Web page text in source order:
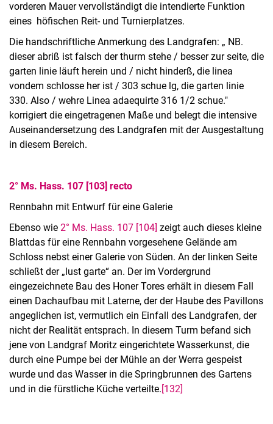
vorderen Mauer vervollständigt die intendierte Funktion
eines höfischen Reit- und Turnierplatzes.
Die handschriftliche Anmerkung des Landgrafen: „ NB.
dieser abriß ist falsch der thurm stehe / besser zur seite, die
garten linie läuft herein und / nicht hinderß, die linea
vondem schlosse her ist / 303 schue lg, die garten linie
330. Also / wehre Linea adaequirte 316 1/2 schue."
korrigiert die eingetragenen Maße und belegt die intensive
Auseinandersetzung des Landgrafen mit der Ausgestaltung
in diesem Bereich.
2° Ms. Hass. 107 [103] recto
Rennbahn mit Entwurf für eine Galerie
Ebenso wie 2° Ms. Hass. 107 [104] zeigt auch dieses kleine
Blattdas für eine Rennbahn vorgesehene Gelände am
Schloss nebst einer Galerie von Süden. An der linken Seite
schließt der „lust garte“ an. Der im Vordergrund
eingezeichnete Bau des Honer Tores erhält in diesem Fall
einen Dachaufbau mit Laterne, der der Haube des Pavillons
angeglichen ist, vermutlich ein Einfall des Landgrafen, der
nicht der Realität entsprach. In diesem Turm befand sich
jene von Landgraf Moritz eingerichtete Wasserkunst, die
durch eine Pumpe bei der Mühle an der Werra gespeist
wurde und das Wasser in die Springbrunnen des Gartens
und in die fürstliche Küche verteilte.[132]